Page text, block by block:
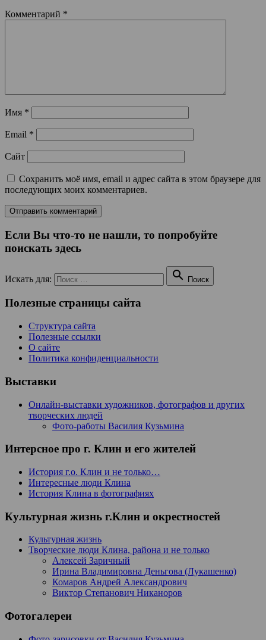
Комментарий *
Имя *
Email *
Сайт
Сохранить моё имя, email и адрес сайта в этом браузере для
последующих моих комментариев.
Если Вы что-то не нашли, то попробуйте
поискать здесь
Искать для:  Поиск
Полезные страницы сайта
Структура сайта
Полезные ссылки
О сайте
Политика конфиденциальности
Выставки
Онлайн-выставки художников, фотографов и других
творческих людей
Фото-работы Василия Кузьмина
Интерсное про г. Клин и его жителей
История г.о. Клин и не только…
Интересные люди Клина
История Клина в фотографиях
Культурная жизнь г.Клин и окрестностей
Культурная жизнь
Творческие люди Клина, района и не только
Алексей Заричный
Ирина Владимировна Деньгова (Лукашенко)
Комаров Андрей Александрович
Виктор Степанович Никаноров
Фотогалереи